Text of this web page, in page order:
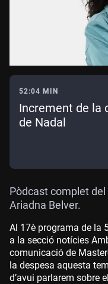
52:04 MIN
Increment de la
de Nadal
Pòdcast complet
Ariadna Belver.
Al 17è programa de la
a la secció notícies
comunicació de
la despesa aquesta
d’avui parlarem sobre